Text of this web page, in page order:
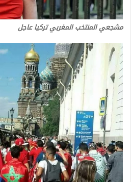
مشجعي المنتخب المغربي تركيا عاجل